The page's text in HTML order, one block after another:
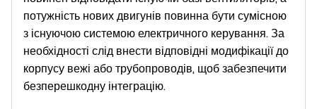
потужність нових двигунів повинна бути сумісною
з існуючою системою електричного керування. За
необхідності слід внести відповідні модифікації до
корпусу вежі або трубопроводів, щоб забезпечити
безперешкодну інтеграцію.